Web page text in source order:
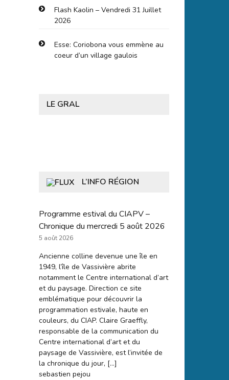
Flash Kaolin – Vendredi 31 Juillet
2026
Esse: Coriobona vous emmène au
coeur d’un village gaulois
LE GRAL
L’INFO RÉGION
Programme estival du CIAPV –
Chronique du mercredi 5 août 2026
5 août 2026
Ancienne colline devenue une île en
1949, l’île de Vassivière abrite
notamment le Centre international d’art
et du paysage. Direction ce site
emblématique pour découvrir la
programmation estivale, haute en
couleurs, du CIAP. Claire Graeffly,
responsable de la communication du
Centre international d’art et du
paysage de Vassivière, est l’invitée de
la chronique du jour, […]
sebastien pejou